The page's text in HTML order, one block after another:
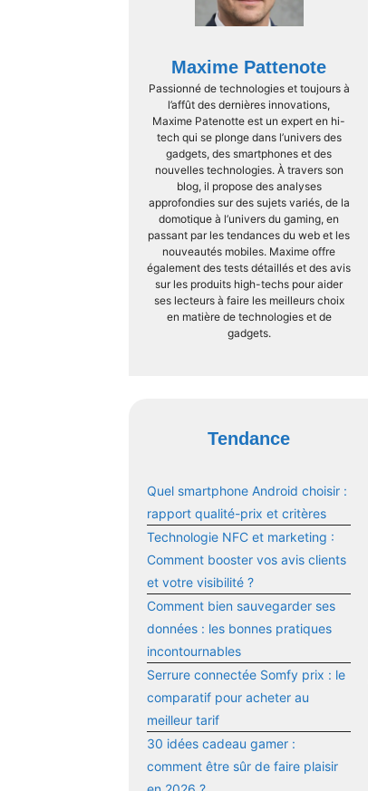
Maxime Pattenote
Passionné de technologies et toujours à
l’affût des dernières innovations,
Maxime Patenotte est un expert en hi-
tech qui se plonge dans l’univers des
gadgets, des smartphones et des
nouvelles technologies. À travers son
blog, il propose des analyses
approfondies sur des sujets variés, de la
domotique à l’univers du gaming, en
passant par les tendances du web et les
nouveautés mobiles. Maxime offre
également des tests détaillés et des avis
sur les produits high-techs pour aider
ses lecteurs à faire les meilleurs choix
en matière de technologies et de
gadgets.
Tendance
Quel smartphone Android choisir :
rapport qualité-prix et critères
Technologie NFC et marketing :
Comment booster vos avis clients
et votre visibilité ?
Comment bien sauvegarder ses
données : les bonnes pratiques
incontournables
Serrure connectée Somfy prix : le
comparatif pour acheter au
meilleur tarif
30 idées cadeau gamer :
comment être sûr de faire plaisir